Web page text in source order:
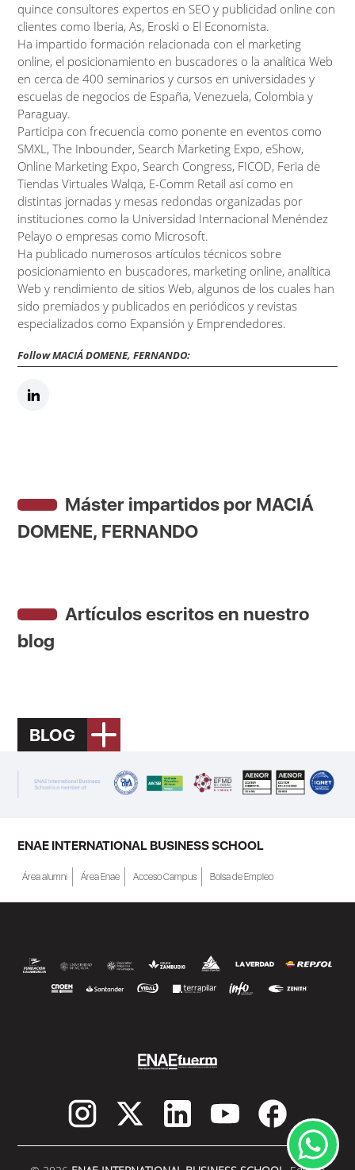
quince consultores expertos en SEO y publicidad online con
clientes como Iberia, As, Eroski o El Economista.
Ha impartido formación relacionada con el marketing
online, el posicionamiento en buscadores o la analítica Web
en cerca de 400 seminarios y cursos en universidades y
escuelas de negocios de España, Venezuela, Colombia y
Paraguay.
Participa con frecuencia como ponente en eventos como
SMXL, The Inbounder, Search Marketing Expo, eShow,
Online Marketing Expo, Search Congress, FICOD, Feria de
Tiendas Virtuales Walqa, E-Comm Retail así como en
distintas jornadas y mesas redondas organizadas por
instituciones como la Universidad Internacional Menéndez
Pelayo o empresas como Microsoft.
Ha publicado numerosos artículos técnicos sobre
posicionamiento en buscadores, marketing online, analítica
Web y rendimiento de sitios Web, algunos de los cuales han
sido premiados y publicados en periódicos y revistas
especializados como Expansión y Emprendedores.
Follow MACIÁ DOMENE, FERNANDO:
Máster impartidos por MACIÁ
DOMENE, FERNANDO
Artículos escritos en nuestro
blog
BLOG
ENAE INTERNATIONAL BUSINESS SCHOOL
Área alumni Área Enae Acceso Campus Bolsa de Empleo